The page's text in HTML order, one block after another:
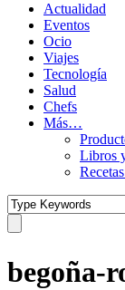
Actualidad
Eventos
Ocio
Viajes
Tecnología
Salud
Chefs
Más…
Libros
begoña-